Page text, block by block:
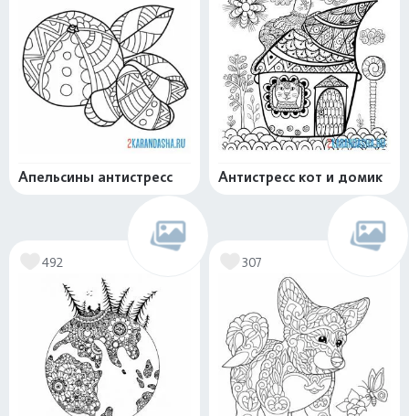
Апельсины антистресс Антистресс кот и домик
492 307